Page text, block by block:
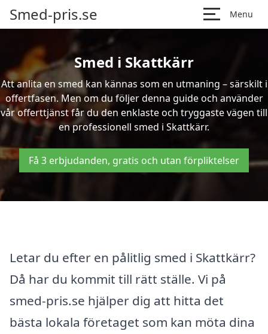
Smed-pris.se Menu
Smed i Skattkärr
Att anlita en smed kan kännas som en utmaning – särskilt i
offertfasen. Men om du följer denna guide och använder
vår offerttjänst får du den enklaste och tryggaste vägen till
en professionell smed i Skattkärr.
Få 3 erbjudanden, gratis och utan förpliktelser
Letar du efter en pålitlig smed i Skattkärr?
Då har du kommit till rätt ställe. Vi på
smed-pris.se hjälper dig att hitta det
bästa lokala företaget som kan möta dina